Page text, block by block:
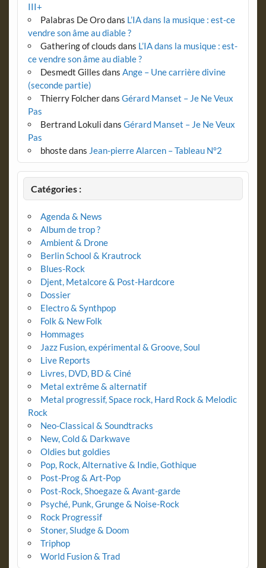
III+
Palabras De Orodans L’IA dans la musique : est-ce
vendre son âme au diable ?
Gathering of clouds dans L’IA dans la musique : est-
ce vendre son âme au diable ?
Desmedt Gilles dans Ange – Une carrière divine
(seconde partie)
Thierry Folcherdans Gérard Manset – Je Ne Veux
Pas
Bertrand Lokuli dans Gérard Manset – Je Ne Veux
Pas
bhostedans Jean-pierre Alarcen – Tableau N°2
Catégories :
Agenda & News
Album de trop ?
Ambient & Drone
Berlin School & Krautrock
Blues-Rock
Djent, Metalcore & Post-Hardcore
Dossier
Electro & Synthpop
Folk & New Folk
Hommages
Jazz Fusion, expérimental & Groove, Soul
Live Reports
Livres, DVD, BD & Ciné
Metal extrême & alternatif
Metal progressif, Space rock, Hard Rock & Melodic
Rock
Neo-Classical & Soundtracks
New, Cold & Darkwave
Oldies but goldies
Pop, Rock, Alternative & Indie, Gothique
Post-Prog & Art-Pop
Post-Rock, Shoegaze & Avant-garde
Psyché, Punk, Grunge & Noise-Rock
Rock Progressif
Stoner, Sludge & Doom
Triphop
World Fusion & Trad